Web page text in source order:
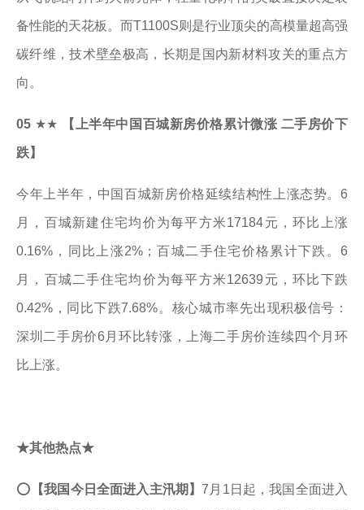
备性能的天花板。而T1100S则是行业顶尖的高模量超高强
碳纤维，技术壁垒极高，长期是国内新材料攻关的重点方
向。
05 ★★ 【上半年中国百城新房价格累计微涨 二手房价下
跌】
今年上半年，中国百城新房价格延续结构性上涨态势。6
月，百城新建住宅均价为每平方米17184元，环比上涨
0.16%，同比上涨2%；百城二手住宅价格累计下跌。6
月，百城二手住宅均价为每平方米12639元，环比下跌
0.42%，同比下跌7.68%。核心城市率先出现积极信号：
深圳二手房价6月环比转涨，上海二手房价连续四个月环
比上涨。
★其他热点★
⭕ 【我国今日全面进入主汛期】7月1日起，我国全面进入